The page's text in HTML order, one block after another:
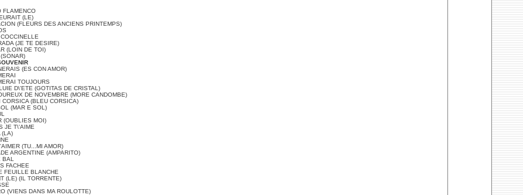
FLAMENCO
(LE)
(FLEURS DES ANCIENS PRINTEMPS)
(JE TE DESIRE)
(LOIN DE TOI)
(ES CON AMOR)
TOUJOURS
D\'ETE (GOTITAS DE CRISTAL)
DE NOVEMBRE (MORE CANDOMBE)
CORSICA (BLEU CORSICA)
(MAR E SOL)
(OUBLIES MOI)
JE T\'AIME
(LA)
(TU...MI AMOR)
ARGENTINE (AMPARITO)
FACHEE
FEUILLE BLANCHE
(LE) (IL TORRENTE)
(VIENS DANS MA ROULOTTE)